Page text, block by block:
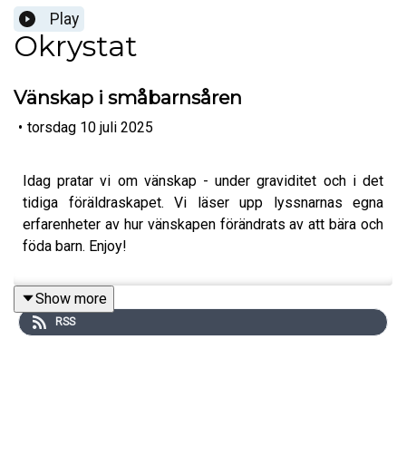
Play
Okrystat
Vänskap i småbarnsåren
• torsdag 10 juli 2025
Idag pratar vi om vänskap - under graviditet och i det
tidiga föräldraskapet. Vi läser upp lyssnarnas egna
erfarenheter av hur vänskapen förändrats av att bära och
föda barn. Enjoy!
Show more
RSS